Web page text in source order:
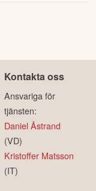
Kontakta oss
Ansvariga för
tjänsten:
Daniel Åstrand
(VD)
Kristoffer Matsson
(IT)